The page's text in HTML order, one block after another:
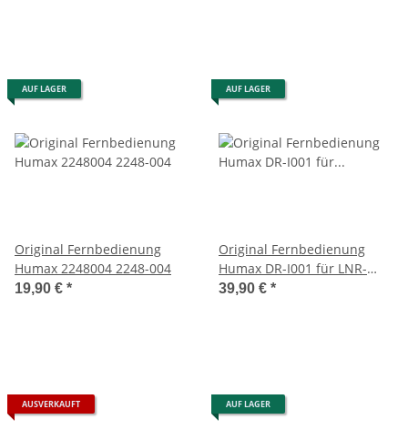
AUF LAGER
Original Fernbedienung
Humax 2248004 2248-004
19,90 € *
AUF LAGER
Original Fernbedienung
Humax DR-I001 für LNR-
26DTT,LNR-17DTT
39,90 € *
AUSVERKAUFT AUF LAGER